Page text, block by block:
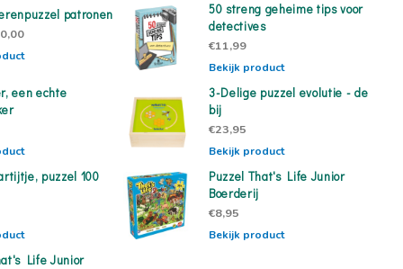
patronen
50 streng geheime tips voor
detectives
€11,99
Bekijk product
een echte
3-Delige puzzel evolutie - de
bij
€23,95
Bekijk product
puzzel 100
Puzzel That's Life Junior
Boerderij
€8,95
Bekijk product
Life Junior